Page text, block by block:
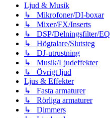
Ljud & Musik
↳ Mikrofoner/DI-boxar
↳ Mixer/FX/Inserts
↳ DSP/Delningsfilter/EQ
↳ Högtalare/Slutsteg
↳ DJ-utrustning
↳ Musik/Ljudeffekter
↳ Övrigt ljud
Ljus & Effekter
↳ Fasta armaturer
↳ Rörliga armaturer
↳ Dimmers